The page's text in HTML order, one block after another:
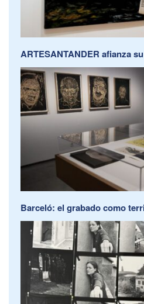
ARTESANTANDER afianza
Barceló: el grabado como